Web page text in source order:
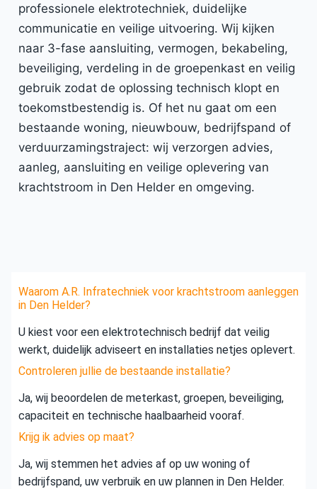
professionele elektrotechniek, duidelijke
communicatie en veilige uitvoering. Wij kijken
naar 3-fase aansluiting, vermogen, bekabeling,
beveiliging, verdeling in de groepenkast en veilig
gebruik zodat de oplossing technisch klopt en
toekomstbestendig is. Of het nu gaat om een
bestaande woning, nieuwbouw, bedrijfspand of
verduurzamingstraject: wij verzorgen advies,
aanleg, aansluiting en veilige oplevering van
krachtstroom in Den Helder en omgeving.
Waarom A.R. Infratechniek voor krachtstroom aanleggen
in Den Helder?
U kiest voor een elektrotechnisch bedrijf dat veilig
werkt, duidelijk adviseert en installaties netjes oplevert.
Controleren jullie de bestaande installatie?
Ja, wij beoordelen de meterkast, groepen, beveiliging,
capaciteit en technische haalbaarheid vooraf.
Krijg ik advies op maat?
Ja, wij stemmen het advies af op uw woning of
bedrijfspand, uw verbruik en uw plannen in Den Helder.